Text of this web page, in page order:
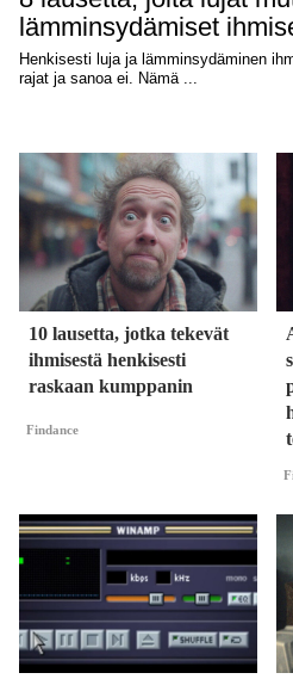
10 lausetta, jotka tekevät
ihmisestä henkisesti
raskaan kumppanin
Findance